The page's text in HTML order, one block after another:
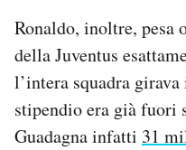
Ronaldo, inoltre, pesa
della Juventus
l’intera squadra
stipendio era già fuori
Guadagna infatti 31